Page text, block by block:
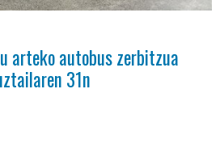
arteko autobus zerbitzua
31n